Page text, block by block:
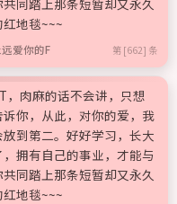
红地毯~~~
爱你的F 第 [662] 条
，肉麻的话不会讲，只想
诉你，从此，对你的爱，我
放到第二。好好学习，长大
，拥有自己的事业，才能与
共同踏上那条短暂却又永久
红地毯~~~